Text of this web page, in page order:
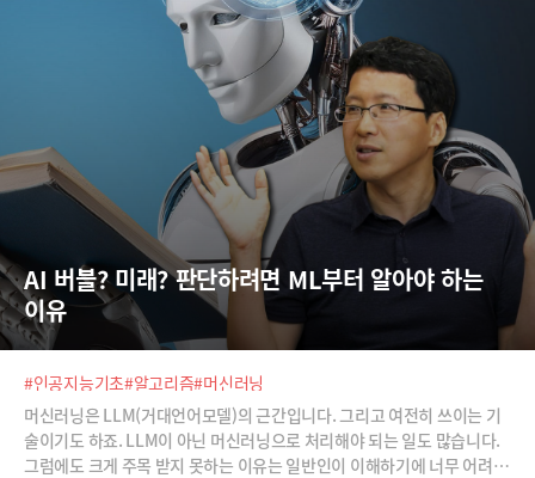
AI 버블? 미래? 판단하려면 ML부터 알아야 하는
이유
#인공지능기초#알고리즘#머신러닝
머신러닝은 LLM(거대언어모델)의 근간입니다. 그리고 여전히 쓰이는 기
술이기도 하죠. LLM이 아닌 머신러닝으로 처리해야 되는 일도 많습니다.
그럼에도 크게 주목 받지 못하는 이유는 일반인이 이해하기에 너무 어려운